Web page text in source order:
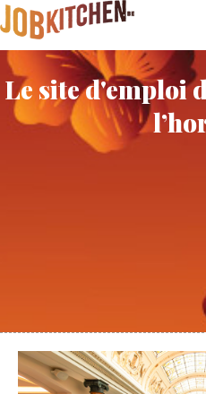
Le site d'emploi